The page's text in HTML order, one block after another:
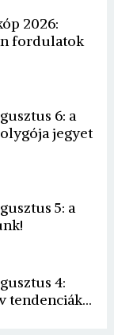
2026:
fordulatok
6: a
jegyet
5: a
4:
tendenciák...